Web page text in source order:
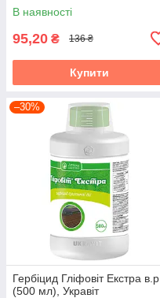
В наявності
95,20 ₴ 136 ₴
Купити
–30%
Гербіцид Гліфовіт Екстра в.р.
(500 мл), Укравіт